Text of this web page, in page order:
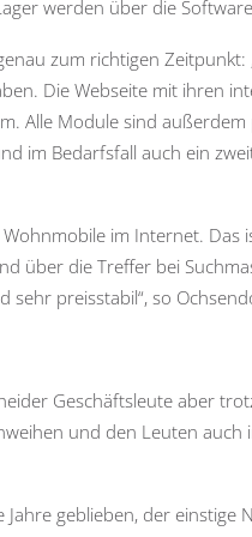
werden über die
zum richtigen Zeitpunkt:
Die Webseite mit ihren
Alle Module sind
im Bedarfsfall auch ein
im Internet. Das
über die Treffer bei
sehr preisstabil“, so
Geschäftsleute aber
und den Leuten auch
geblieben, der einstige